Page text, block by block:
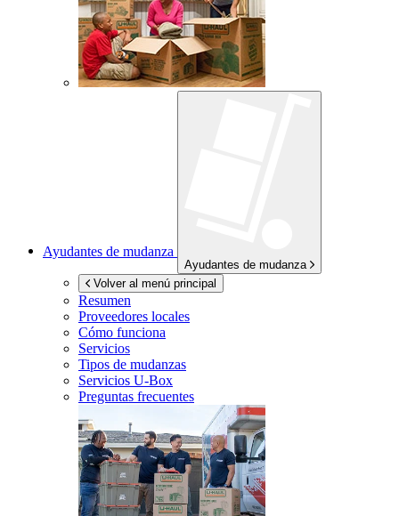
Ayudantes de mudanza
Ayudantes de mudanza
Volver al menú principal
Resumen
Proveedores locales
Cómo funciona
Servicios
Tipos de mudanzas
Servicios U-Box
Preguntas frecuentes